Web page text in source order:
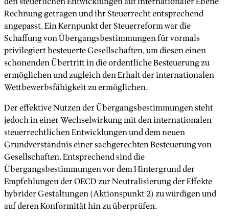
Rechnung getragen und ihr Steuerrecht entsprechend
angepasst. Ein Kernpunkt der Steuerreform war die
Schaffung von Übergangsbestimmungen für vormals
privilegiert besteuerte Gesellschaften, um diesen einen
schonenden Übertritt in die ordentliche Besteuerung zu
ermöglichen und zugleich den Erhalt der internationalen
Wettbewerbsfähigkeit zu ermöglichen.
Der effektive Nutzen der Übergangsbestimmungen steht
jedoch in einer Wechselwirkung mit den internationalen
steuerrechtlichen Entwicklungen und dem neuen
Grundverständnis einer sachgerechten Besteuerung von
Gesellschaften. Entsprechend sind die
Übergangsbestimmungen vor dem Hintergrund der
Empfehlungen der OECD zur Neutralisierung der Effekte
hybrider Gestaltungen (Aktionspunkt 2) zu würdigen und
auf deren Konformität hin zu überprüfen.